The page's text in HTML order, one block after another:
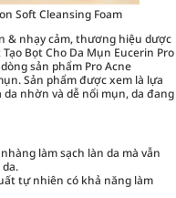
Soft Cleansing Foam
& nhạy cảm, thương hiệu dược
Bọt Cho Da Mụn Eucerin Pro
sản phẩm Pro Acne
Sản phẩm được xem là lựa
nhờn và dễ nổi mụn, da đang
làm sạch làn da mà vẫn
tự nhiên có khả năng làm